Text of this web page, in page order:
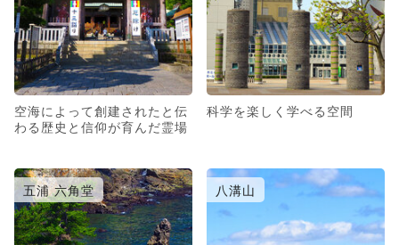
空海によって創建されたと伝
わる歴史と信仰が育んだ霊場
科学を楽しく学べる空間
五浦 六角堂 八溝山